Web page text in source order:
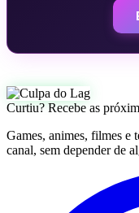
Curtiu? Recebe as
Games, animes, filmes e
canal, sem depender de